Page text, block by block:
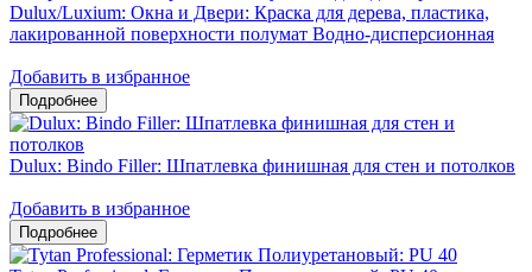
Dulux/Luxium: Окна и Двери: Краска для дерева, пластика,
лакированной поверхности полумат Водно-дисперсионная
Добавить в избранное
Dulux: Bindo Filler: Шпатлевка финишная для стен и потолков
Добавить в избранное